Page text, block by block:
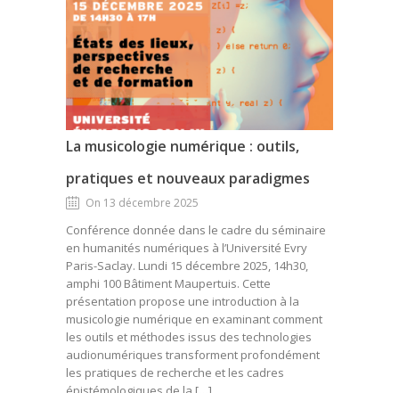
La musicologie numérique : outils,
pratiques et nouveaux paradigmes
On 13 décembre 2025
Conférence donnée dans le cadre du séminaire
en humanités numériques à l’Université Evry
Paris-Saclay. Lundi 15 décembre 2025, 14h30,
amphi 100 Bâtiment Maupertuis. Cette
présentation propose une introduction à la
musicologie numérique en examinant comment
les outils et méthodes issus des technologies
audionumériques transforment profondément
les pratiques de recherche et les cadres